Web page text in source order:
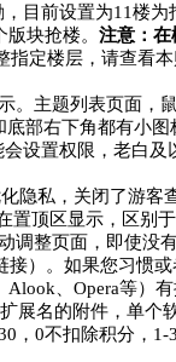
目前设置为11楼
块抢楼。 注意：
指定楼层，请查看
。主题列表页面，
底部右下角都有小图
设置权限，老白
隐私，关闭了游客
顶区显示，区别于
整页面，即使没
）。如果您习惯
、Opera等）有
展名的附件，单个
，0不扣除积分，